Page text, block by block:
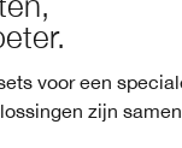
voor een
zijn